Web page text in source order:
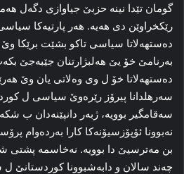
گومان تێدا نینە حزبێ جیاوازى دگەل
رێکخراوێن دى هەیە. هەر پارتیەکا
دەستهەلاتا سیاسى تاکو بشێت برێکا
بەرنامێ خۆ یێ هەلبژارتنان جێبەجێ
دەستهەلاتا خۆ ل وى وەلاتى یان وێ
سەرهلدانا پیرۆز رێرەوێ سیاسى ل
سەقامگیر بوویە، ژبەر دانپێنەدان ب
نەبوونا ئۆپۆزسیۆنەکا کارا بەردەوام
بن مەترسیێ دا بوویە. نەخاسمە پشتى
چەند سالان و دابەشبوونا کوردستانێ ل